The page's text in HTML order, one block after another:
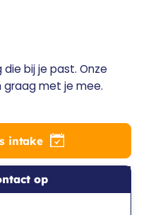
bij je past. Onze
graag met je mee.
intake
op